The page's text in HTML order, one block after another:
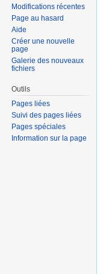
Modifications récentes
Page au hasard
Aide
Créer une nouvelle
page
Galerie des nouveaux
fichiers
Outils
Pages liées
Suivi des pages liées
Pages spéciales
Information sur la page